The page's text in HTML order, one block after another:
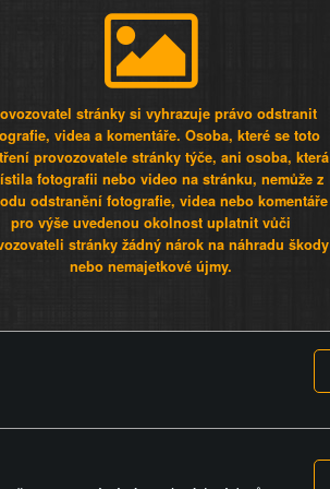
stránky si vyhrazuje právo odstranit
videa a komentáře. Osoba, které se toto
provozovatele stránky týče, ani osoba, která
fotografii nebo video na stránku, nemůže z
odstranění fotografie, videa nebo komentáře
pro výše uvedenou okolnost uplatnit vůči
stránky žádný nárok na náhradu škody
nebo nemajetkové újmy.
GDPR COOKIES